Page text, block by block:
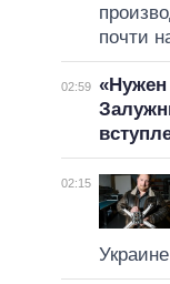
почти
02:59
02:15